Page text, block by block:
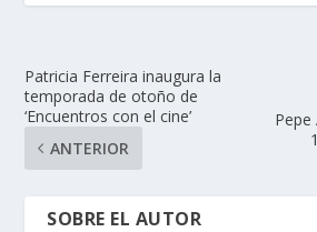
Patricia Ferreira inaugura la
temporada de otoño de
‘Encuentros con el cine’
ANTERIOR
Pepe
SOBRE EL AUTOR